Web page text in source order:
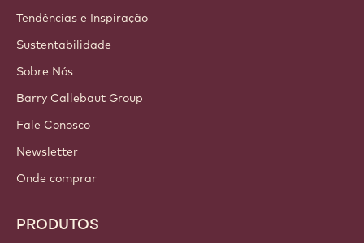
Tendências e Inspiração
Sustentabilidade
Sobre Nós
Barry Callebaut Group
Fale Conosco
Newsletter
Onde comprar
PRODUTOS